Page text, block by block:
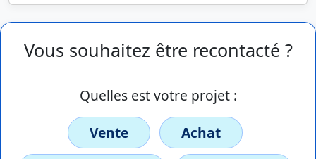
Vous souhaitez être recontacté ?
Quelles est votre projet :
Vente
Achat